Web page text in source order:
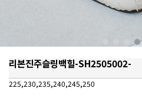
리본진주슬링백힐-SH2505002-
225,230,235,240,245,250